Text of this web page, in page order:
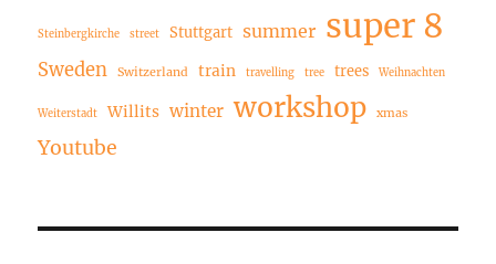
Steinbergkirche street Stuttgart summer super 8
Sweden Switzerland train travelling tree trees Weihnachten
Weiterstadt Willits winter workshop xmas
Youtube